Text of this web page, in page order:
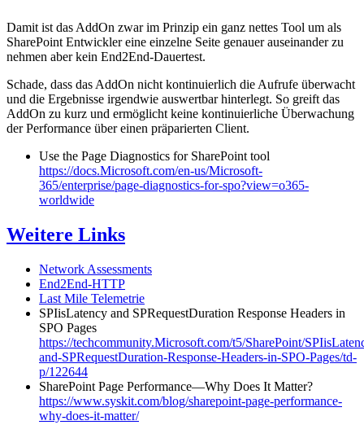
Damit ist das AddOn zwar im Prinzip ein ganz nettes Tool um als
SharePoint Entwickler eine einzelne Seite genauer auseinander zu
nehmen aber kein End2End-Dauertest.
Schade, dass das AddOn nicht kontinuierlich die Aufrufe überwacht
und die Ergebnisse irgendwie auswertbar hinterlegt. So greift das
AddOn zu kurz und ermöglicht keine kontinuierliche Überwachung
der Performance über einen präparierten Client.
Use the Page Diagnostics for SharePoint tool
https://docs.Microsoft.com/en-us/Microsoft-
365/enterprise/page-diagnostics-for-spo?view=o365-
worldwide
Weitere Links
Network Assessments
End2End-HTTP
Last Mile Telemetrie
SPIisLatency and SPRequestDuration Response Headers in
SPO Pages
https://techcommunity.Microsoft.com/t5/SharePoint/
and-SPRequestDuration-Response-Headers-in-SPO-Pages/td-
p/122644
SharePoint Page Performance—Why Does It Matter?
https://www.syskit.com/blog/sharepoint-page-performance-
why-does-it-matter/